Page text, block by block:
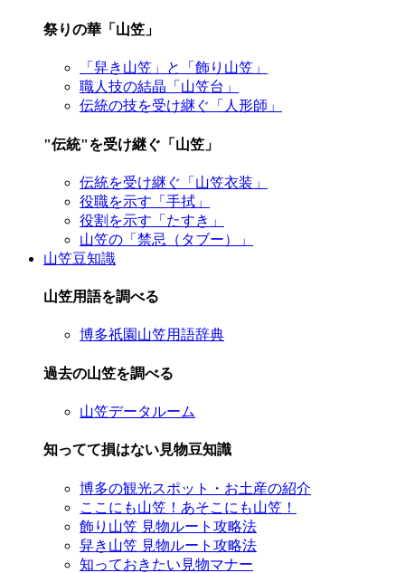
祭りの華「山笠」
「舁き山笠」と「飾り山笠」
職人技の結晶「山笠台」
伝統の技を受け継ぐ「人形師」
"伝統"を受け継ぐ「山笠」
伝統を受け継ぐ「山笠衣装」
役職を示す「手拭」
役割を示す「たすき」
山笠の「禁忌（タブー）」
山笠豆知識
山笠用語を調べる
博多祇園山笠用語辞典
過去の山笠を調べる
山笠データルーム
知ってて損はない見物豆知識
博多の観光スポット・お土産の紹介
ここにも山笠！あそこにも山笠！
飾り山笠 見物ルート攻略法
舁き山笠 見物ルート攻略法
知っておきたい見物マナー